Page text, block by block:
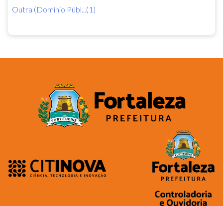
Outra (Domínio Públ...(1)